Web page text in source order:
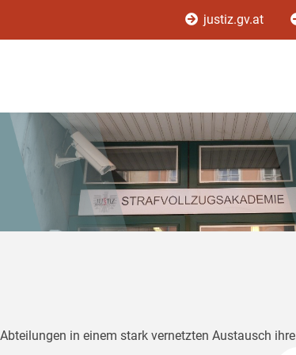
justiz.gv.at
in einem stark vernetzten Austausch ihre